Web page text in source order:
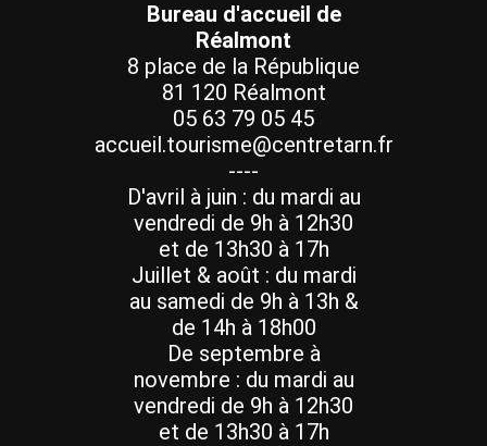
Bureau d'accueil de
Réalmont
8 place de la République
81 120 Réalmont
05 63 79 05 45
accueil.tourisme@centretarn.fr
----
D'avril à juin : du mardi au
vendredi de 9h à 12h30
et de 13h30 à 17h
Juillet & août : du mardi
au samedi de 9h à 13h &
de 14h à 18h00
De septembre à
novembre : du mardi au
vendredi de 9h à 12h30
et de 13h30 à 17h